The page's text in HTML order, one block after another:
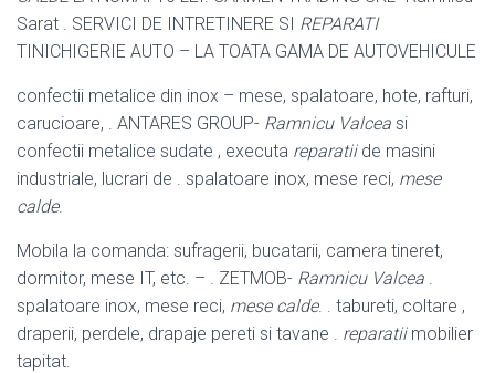
Sarat . SERVICI DE INTRETINERE SI REPARATI
TINICHIGERIE AUTO – LA TOATA GAMA DE AUTOVEHICULE
confectii metalice din inox – mese, spalatoare, hote, rafturi,
carucioare, . ANTARES GROUP- Ramnicu Valcea si
confectii metalice sudate , executa reparatiide masini
industriale, lucrari de . spalatoare inox, mese reci, mese
calde.
Mobila la comanda: sufragerii, bucatarii, camera tineret,
dormitor, mese IT, etc. – . ZETMOB- Ramnicu Valcea .
spalatoare inox, mese reci, mese calde. . tabureti, coltare ,
draperii, perdele, drapaje pereti si tavane . reparatiimobilier
tapitat.